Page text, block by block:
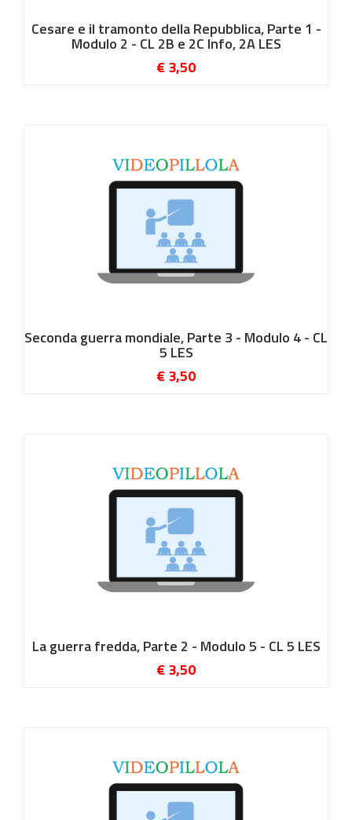
Cesare e il tramonto della Repubblica, Parte 1 -
Modulo 2 - CL 2B e 2C Info, 2A LES
€ 3,50
Seconda guerra mondiale, Parte 3 - Modulo 4 - CL
5 LES
€ 3,50
La guerra fredda, Parte 2 - Modulo 5 - CL 5 LES
€ 3,50